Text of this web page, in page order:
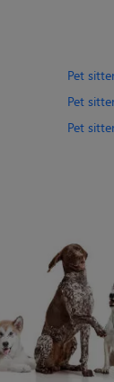
Pet
Pet
Pet